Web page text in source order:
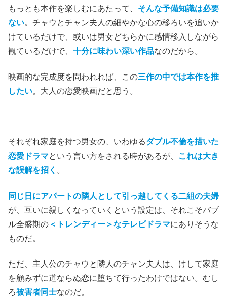
もっとも本作を楽しむにあたって、 そんな予備知識は必要
ない。チャウとチャン夫人の細やかな心の移ろいを追いか
けているだけで、或いは男女どちらかに感情移入しながら
観ているだけで、 十分に味わい深い作品なのだから。
映画的な完成度を問われれば、この三作の中では本作を推
したい。大人の恋愛映画だと思う。
それぞれ家庭を持つ男女の、いわゆるダブル不倫を描いた
恋愛ドラマという言い方をされる時があるが、 これは大き
な誤解を招く 。
同じ日にアパートの隣人として引っ越してくる二組の夫婦
が、互いに親しくなっていくという設定は、それこそバブ
ル全盛期の ＜トレンディー＞なテレビドラマにありそうな
ものだ。
ただ、主人公のチャウと隣人のチャン夫人は、けして家庭
を顧みずに道ならぬ恋に堕ちて行ったわけではない。むし
ろ被害者同士なのだ。